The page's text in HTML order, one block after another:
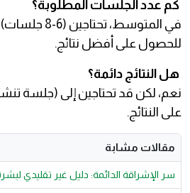
كم عدد الجلسات المطلوبة؟
للحصول على أفضل نتائج.
هل النتائج دائمة؟
نعم، لكن قد تحتاجين إلى (جلسة
على النتائج.
مقالات مشابة
سر الإشراقة الدائمة: دليل غير تقليدي